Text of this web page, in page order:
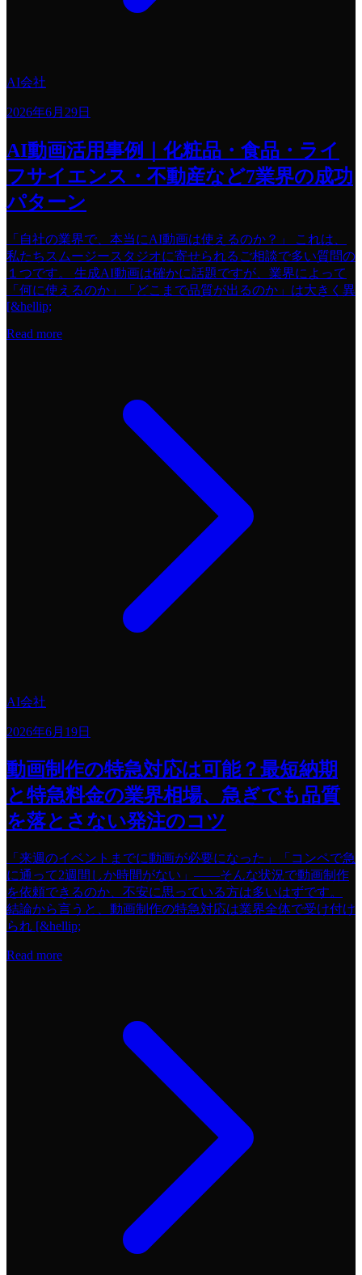
AI会社
2026年6月29日
AI動画活用事例｜化粧品・食品・ライ
フサイエンス・不動産など7業界の成功
パターン
「自社の業界で、本当にAI動画は使えるのか？」 これは、
私たちスムージースタジオに寄せられるご相談で多い質問の
１つです。 生成AI動画は確かに話題ですが、業界によって
「何に使えるのか」「どこまで品質が出るのか」は大きく異
[&hellip;
Read more
AI会社
2026年6月19日
動画制作の特急対応は可能？最短納期
と特急料金の業界相場、急ぎでも品質
を落とさない発注のコツ
「来週のイベントまでに動画が必要になった」「コンペで急
に通って2週間しか時間がない」――そんな状況で動画制作
を依頼できるのか、不安に思っている方は多いはずです。
結論から言うと、動画制作の特急対応は業界全体で受け付け
られ [&hellip;
Read more